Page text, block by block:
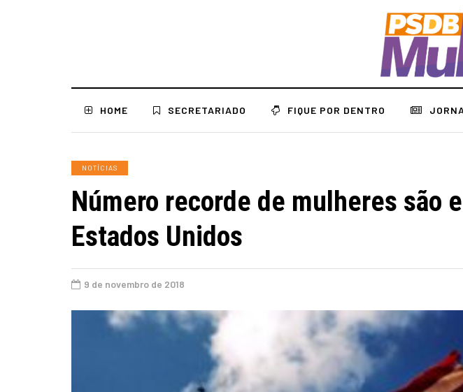
HOME SECRETARIADO FIQUE POR DENTRO
NOTÍCIAS
Número recorde de mulheres são
Estados Unidos
9 de novembro de 2018